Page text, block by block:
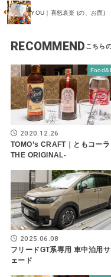
YOU｜喜怒哀楽 (の、お面)
RECOMMEND
2020.12.26
TOMO’s CRAFT｜ともコー
THE ORIGINAL-
2025.06.08
フリードGT系専用 車中泊用
ェード